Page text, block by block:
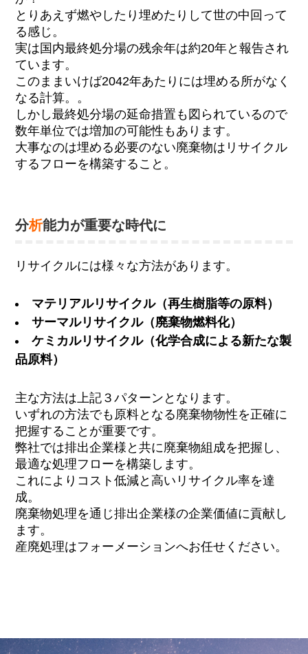
とりあえず燃やしたり埋めたりして世の中回って
る感じ。
実は国内最終処分場の残余年は約20年と報告され
ています。
このままいけば2042年あたりには埋める所がなく
なる計算。。
しかし最終処分場の延命措置も図られているので
数年単位では増加の可能性もあります。
大事なのは埋める必要のない廃棄物はリサイクル
するフローを構築すること。
分析能力が重要な時代に
リサイクルには様々な方法があります。
マテリアルリサイクル（再生樹脂等の原料）
サーマルリサイクル（廃棄物燃料化）
ケミカルリサイクル（化学合成による新たな製
品原料）
主な方法は上記３パターンとなります。
いずれの方法でも原料となる廃棄物物性を正確に
把握することが重要です。
弊社では排出企業様と共に廃棄物組成を把握し、
最適な処理フローを構築します。
これによりコスト低減と高いリサイクル率を達
成。
廃棄物処理を通じ排出企業様の企業価値に貢献し
ます。
産廃処理はフォーメーションへお任せください。